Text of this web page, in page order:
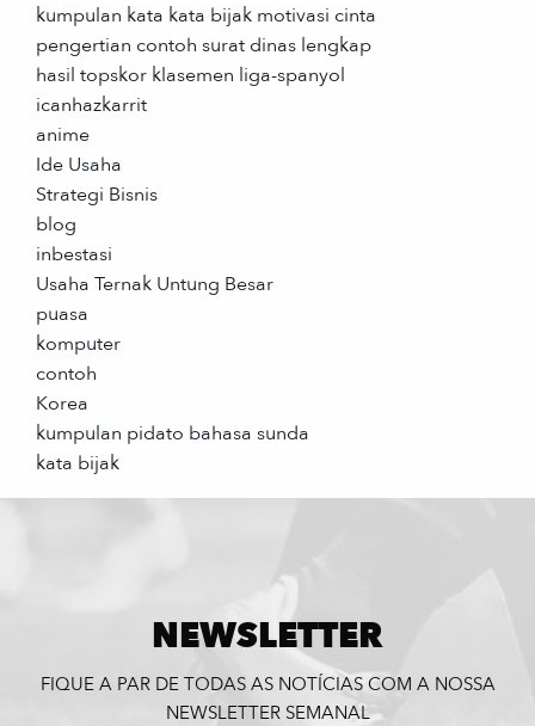
kumpulan kata kata bijak motivasi cinta
pengertian contoh surat dinas lengkap
hasil topskor klasemen liga-spanyol
icanhazkarrit
anime
Ide Usaha
Strategi Bisnis
blog
inbestasi
Usaha Ternak Untung Besar
puasa
komputer
contoh
Korea
kumpulan pidato bahasa sunda
kata bijak
NEWSLETTER
FIQUE A PAR DE TODAS AS NOTÍCIAS COM A NOSSA
NEWSLETTER SEMANAL